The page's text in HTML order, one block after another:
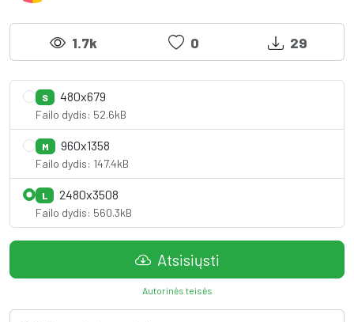
1.7k 0 29
S 480x679
Failo dydis: 52.6kB
M 960x1358
Failo dydis: 147.4kB
L 2480x3508
Failo dydis: 560.3kB
Atsisiųsti
Autorinės teisės